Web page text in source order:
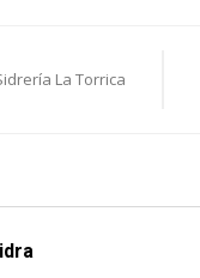
La Torrica